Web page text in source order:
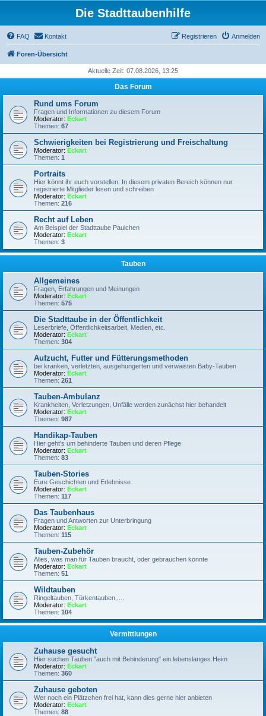
Die Stadttaubenhilfe
FAQ Kontakt Anmelden
Registrieren
Foren-Übersicht
Aktuelle Zeit: 07.08.2026, 13:25
Das Forum
Rund ums Forum
Fragen und Informationen zu diesem Forum
Moderator: Eckart
Themen: 67
Schwierigkeiten bei Registrierung und Freischaltung
Moderator: Eckart
Themen: 1
Portraits
Hier könnt ihr euch vorstellen. In diesem privaten Bereich können nur
registrierte Mitglieder lesen und schreiben
Moderator: Eckart
Themen: 216
Recht auf Leben
Am Beispiel der Stadttaube Paulchen
Moderator: Eckart
Themen: 3
Tauben
Allgemeines
Fragen, Erfahrungen und Meinungen
Moderator: Eckart
Themen: 575
Die Stadttaube in der Öffentlichkeit
Leserbriefe, Öffentlichkeitsarbeit, Medien, etc.
Moderator: Eckart
Themen: 304
Aufzucht, Futter und Fütterungsmethoden
bei kranken, verletzten, ausgehungerten und verwaisten Baby-Tauben
Moderator: Eckart
Themen: 261
Tauben-Ambulanz
Krankheiten, Verletzungen, Unfälle werden zunächst hier behandelt
Moderator: Eckart
Themen: 987
Handikap-Tauben
Hier geht's um behinderte Tauben und deren Pflege
Moderator: Eckart
Themen: 83
Tauben-Stories
Eure Geschichten und Erlebnisse
Moderator: Eckart
Themen: 117
Das Taubenhaus
Fragen und Antworten zur Unterbringung
Moderator: Eckart
Themen: 115
Tauben-Zubehör
Alles, was man für Tauben braucht, oder gebrauchen könnte
Moderator: Eckart
Themen: 51
Wildtauben
Ringeltauben, Türkentauben,....
Moderator: Eckart
Themen: 104
Vermittlungen
Zuhause gesucht
Hier suchen Tauben "auch mit Behinderung" ein lebenslanges Heim
Moderator: Eckart
Themen: 360
Zuhause geboten
Wer noch ein Plätzchen frei hat, kann dies gerne hier anbieten
Moderator: Eckart
Themen: 88